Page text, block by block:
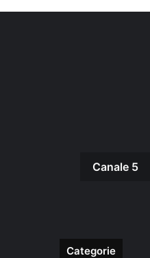
Canale 5
Categorie